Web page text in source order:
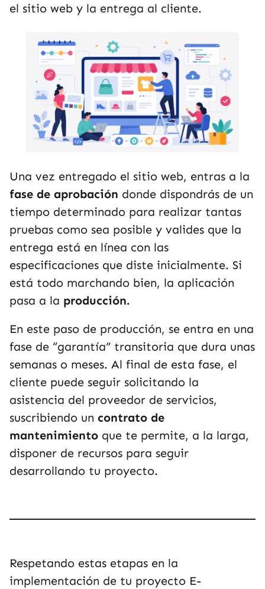
el sitio web y la entrega al cliente.
Una vez entregado el sitio web, entras a la
fase de aprobación donde dispondrás de un
tiempo determinado para realizar tantas
pruebas como sea posible y valides que la
entrega está en línea con las
especificaciones que diste inicialmente. Si
está todo marchando bien, la aplicación
pasa a la producción.
En este paso de producción, se entra en una
fase de “garantía” transitoria que dura unas
semanas o meses. Al final de esta fase, el
cliente puede seguir solicitando la
asistencia del proveedor de servicios,
suscribiendo un contrato de
mantenimiento que te permite, a la larga,
disponer de recursos para seguir
desarrollando tu proyecto.
Respetando estas etapas en la
implementación de tu proyecto E-